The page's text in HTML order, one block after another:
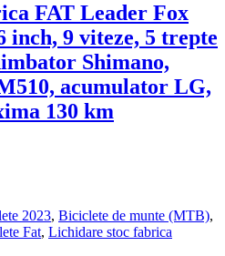
FAT Leader Fox
inch, 9 viteze, 5 trepte
Shimano,
acumulator LG,
130 km
2023, Biciclete de munte (MTB),
Fat, Lichidare stoc fabrica